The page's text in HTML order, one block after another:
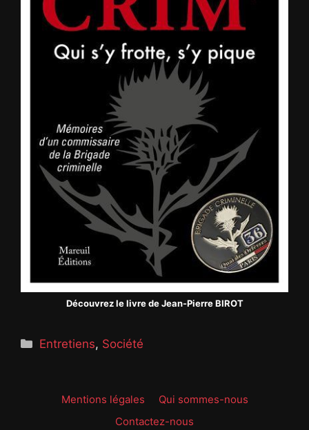
Découvrez le livre de Jean-Pierre BIROT
Catégories
Entretiens, Société
Mentions légales
Qui sommes-nous
Contactez-nous